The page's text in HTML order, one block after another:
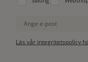
Ange e-post
Läs vår integritetspolicy